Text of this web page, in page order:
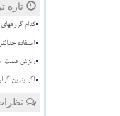
تازه
کدام
استفاده
ریزش قیمت
اگر بنزین